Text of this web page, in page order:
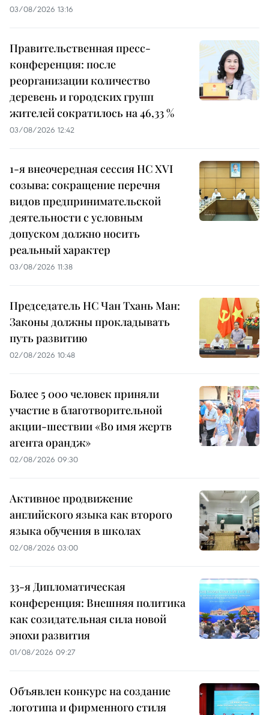
03/08/2026 13:16
Правительственная пресс-
конференция: после
реорганизации количество
деревень и городских групп
жителей сократилось на 46,33 %
03/08/2026 12:42
1-я внеочередная сессия НС XVI
созыва: сокращение перечня
видов предпринимательской
деятельности с условным
допуском должно носить
реальный характер
03/08/2026 11:38
Председатель НС Чан Тхань Ман:
Законы должны прокладывать
путь развитию
02/08/2026 10:48
Более 5 000 человек приняли
участие в благотворительной
акции-шествии «Во имя жертв
агента орандж»
02/08/2026 09:30
Активное продвижение
английского языка как второго
языка обучения в школах
02/08/2026 03:00
33-я Дипломатическая
конференция: Внешняя политика
как созидательная сила новой
эпохи развития
01/08/2026 09:27
Объявлен конкурс на создание
логотипа и фирменного стиля